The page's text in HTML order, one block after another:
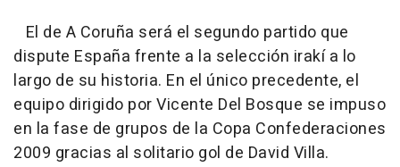
El de A Coruña será el segundo partido que
dispute España frente a la selección irakí a lo
largo de su historia. En el único precedente, el
equipo dirigido por Vicente Del Bosque se impuso
en la fase de grupos de la Copa Confederaciones
2009 gracias al solitario gol de David Villa.